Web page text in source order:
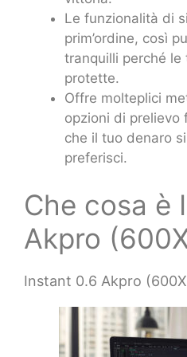
Le funzionalità di
prim’ordine, così
tranquilli perché le
protette.
Offre molteplici
opzioni di prelievo
che il tuo denaro
preferisci.
Che cosa è
Akpro
Instant 0.6 Akpro